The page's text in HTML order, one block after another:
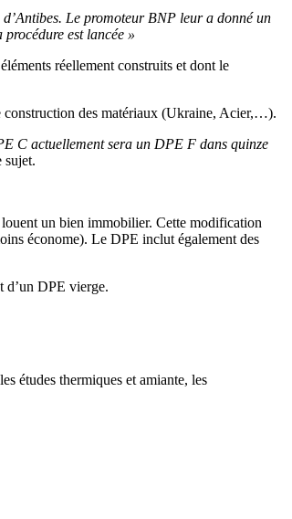
Le promoteur BNP leur a donné un
est lancée »
réellement construits et dont le
construction des matériaux (Ukraine, Acier,…).
C actuellement sera un DPE F dans quinze
sujet.
un bien immobilier. Cette modification
économe). Le DPE inclut également des
d’un DPE vierge.
études thermiques et amiante, les